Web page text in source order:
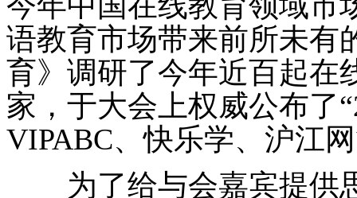
语教育市场带来前所未有
育》调研了今年近百起在
家，于大会上权威公布了
VIPABC、快乐学、沪江
为了给与会嘉宾提供